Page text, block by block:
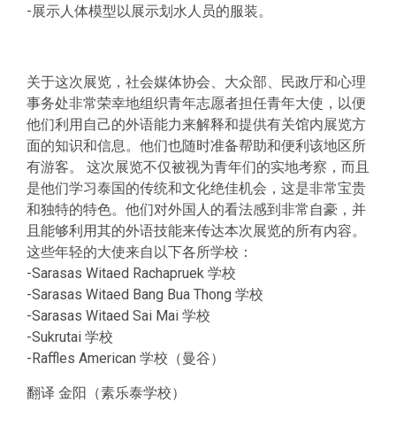
-展示人体模型以展示划水人员的服装。
关于这次展览，社会媒体协会、大众部、民政厅和心理
事务处非常荣幸地组织青年志愿者担任青年大使，以便
他们利用自己的外语能力来解释和提供有关馆内展览方
面的知识和信息。他们也随时准备帮助和便利该地区所
有游客。 这次展览不仅被视为青年们的实地考察，而且
是他们学习泰国的传统和文化绝佳机会，这是非常宝贵
和独特的特色。他们对外国人的看法感到非常自豪，并
且能够利用其的外语技能来传达本次展览的所有内容。
这些年轻的大使来自以下各所学校：
-Sarasas Witaed Rachapruek 学校
-Sarasas Witaed Bang Bua Thong 学校
-Sarasas Witaed Sai Mai 学校
-Sukrutai 学校
-Raffles American 学校（曼谷）
翻译 金阳（素乐泰学校）